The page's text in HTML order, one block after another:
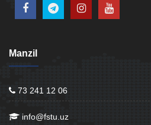
Manzil
73 241 12 06
info@fstu.uz